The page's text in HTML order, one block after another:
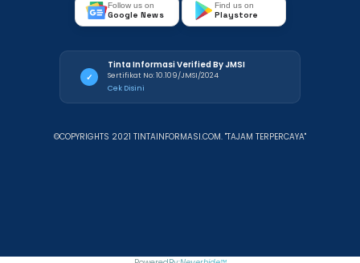
Follow us on
Google News
Find us on
Playstore
✓
Tinta Informasi Verified By JMSI
Sertifikat No: 10.109/JMSI/2024
Cek Disini
©COPYRIGHTS 2021 TINTAINFORMASI.COM. "TAJAM TERPERCAYA"